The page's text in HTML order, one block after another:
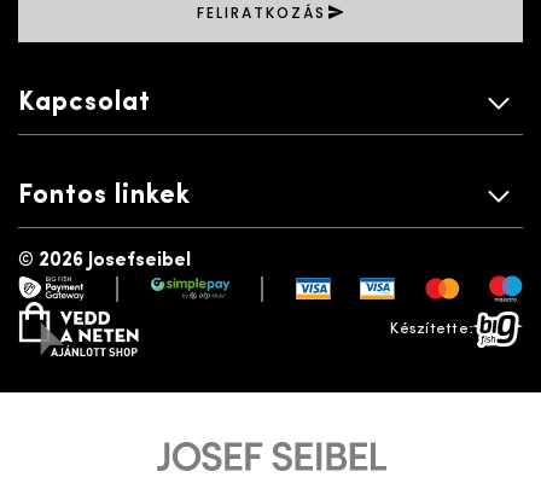
FELIRATKOZÁS
Kapcsolat
Fontos linkek
© 2026 Josefseibel
payment gatewaysimplepay
vedd a neten
Készítette:bigfish